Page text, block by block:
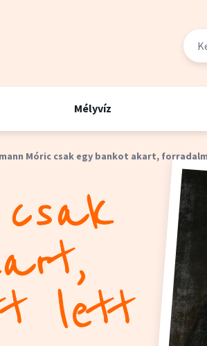
Mélyvíz
Móric csak egy bankot akart,
lett